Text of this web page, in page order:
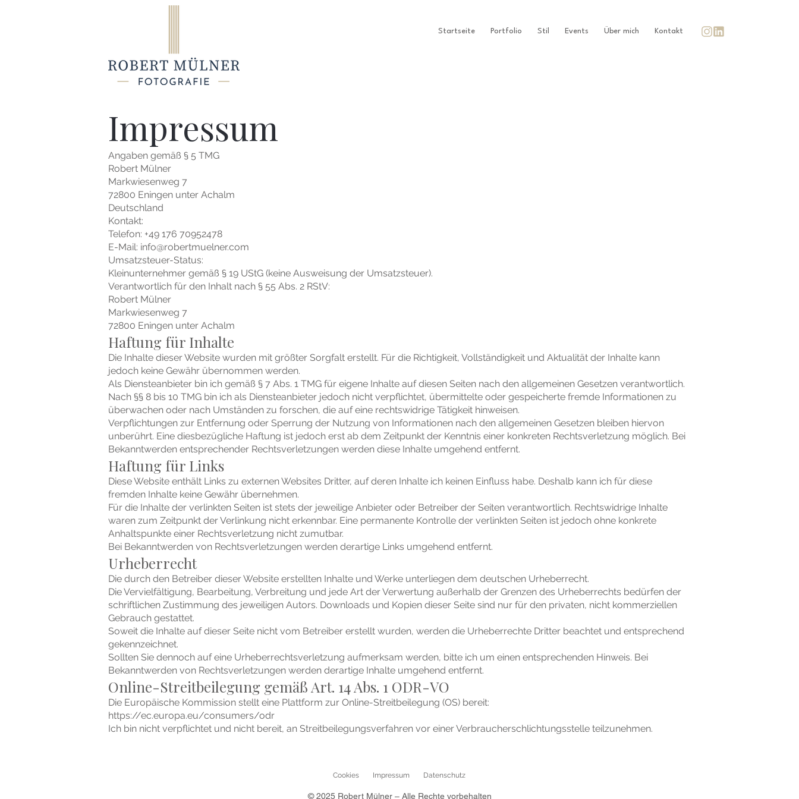
Startseite Portfolio Stil Events Über mich Kontakt
Impressum
Angaben gemäß § 5 TMG
Robert Mülner
Markwiesenweg 7
72800 Eningen unter Achalm
Deutschland
Kontakt:
Telefon: +49 176 70952478
E-Mail: info@robertmuelner.com
Umsatzsteuer-Status:
Kleinunternehmer gemäß § 19 UStG (keine Ausweisung der Umsatzsteuer).
Verantwortlich für den Inhalt nach § 55 Abs. 2 RStV:
Robert Mülner
Markwiesenweg 7
72800 Eningen unter Achalm
Haftung für Inhalte
Die Inhalte dieser Website wurden mit größter Sorgfalt erstellt. Für die Richtigkeit, Vollständigkeit und Aktualität der Inhalte kann
jedoch keine Gewähr übernommen werden.
Als Diensteanbieter bin ich gemäß § 7 Abs. 1 TMG für eigene Inhalte auf diesen Seiten nach den allgemeinen Gesetzen verantwortlich.
Nach §§ 8 bis 10 TMG bin ich als Diensteanbieter jedoch nicht verpflichtet, übermittelte oder gespeicherte fremde Informationen zu
überwachen oder nach Umständen zu forschen, die auf eine rechtswidrige Tätigkeit hinweisen.
Verpflichtungen zur Entfernung oder Sperrung der Nutzung von Informationen nach den allgemeinen Gesetzen bleiben hiervon
unberührt. Eine diesbezügliche Haftung ist jedoch erst ab dem Zeitpunkt der Kenntnis einer konkreten Rechtsverletzung möglich. Bei
Bekanntwerden entsprechender Rechtsverletzungen werden diese Inhalte umgehend entfernt.
Haftung für Links
Diese Website enthält Links zu externen Websites Dritter, auf deren Inhalte ich keinen Einfluss habe. Deshalb kann ich für diese
fremden Inhalte keine Gewähr übernehmen.
Für die Inhalte der verlinkten Seiten ist stets der jeweilige Anbieter oder Betreiber der Seiten verantwortlich. Rechtswidrige Inhalte
waren zum Zeitpunkt der Verlinkung nicht erkennbar. Eine permanente Kontrolle der verlinkten Seiten ist jedoch ohne konkrete
Anhaltspunkte einer Rechtsverletzung nicht zumutbar.
Bei Bekanntwerden von Rechtsverletzungen werden derartige Links umgehend entfernt.
Urheberrecht
Die durch den Betreiber dieser Website erstellten Inhalte und Werke unterliegen dem deutschen Urheberrecht.
Die Vervielfältigung, Bearbeitung, Verbreitung und jede Art der Verwertung außerhalb der Grenzen des Urheberrechts bedürfen der
schriftlichen Zustimmung des jeweiligen Autors. Downloads und Kopien dieser Seite sind nur für den privaten, nicht kommerziellen
Gebrauch gestattet.
Soweit die Inhalte auf dieser Seite nicht vom Betreiber erstellt wurden, werden die Urheberrechte Dritter beachtet und entsprechend
gekennzeichnet.
Sollten Sie dennoch auf eine Urheberrechtsverletzung aufmerksam werden, bitte ich um einen entsprechenden Hinweis. Bei
Bekanntwerden von Rechtsverletzungen werden derartige Inhalte umgehend entfernt.
Online-Streitbeilegung gemäß Art. 14 Abs. 1 ODR-VO
Die Europäische Kommission stellt eine Plattform zur Online-Streitbeilegung (OS) bereit:
https://ec.europa.eu/consumers/odr
Ich bin nicht verpflichtet und nicht bereit, an Streitbeilegungsverfahren vor einer Verbraucherschlichtungsstelle teilzunehmen.
Cookies Impressum Datenschutz
© 2025 Robert Mülner – Alle Rechte vorbehalten